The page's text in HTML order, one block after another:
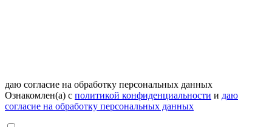
даю согласие на обработку персональных данных
Ознакомлен(а) с политикой конфиденциальности и даю
согласие на обработку персональных данных